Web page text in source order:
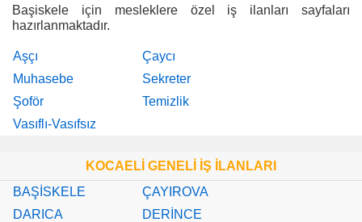
Başiskele için mesleklere özel iş ilanları sayfaları
hazırlanmaktadır.
Aşçı
Çaycı
Muhasebe
Sekreter
Şoför
Temizlik
Vasıflı-Vasıfsız
KOCAELİ GENELİ İŞ İLANLARI
BAŞİSKELE
ÇAYIROVA
DARICA
DERİNCE